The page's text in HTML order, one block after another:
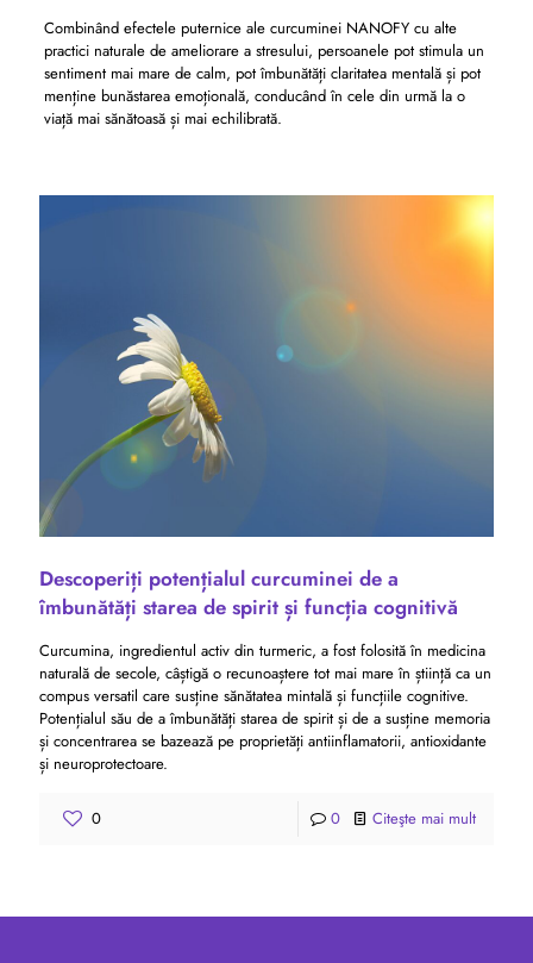
Combinând efectele puternice ale curcuminei NANOFY cu alte
practici naturale de ameliorare a stresului, persoanele pot stimula un
sentiment mai mare de calm, pot îmbunătăți claritatea mentală și pot
menține bunăstarea emoțională, conducând în cele din urmă la o
viață mai sănătoasă și mai echilibrată.
Descoperiți potențialul curcuminei de a
îmbunătăți starea de spirit și funcția cognitivă
Curcumina, ingredientul activ din turmeric, a fost folosită în medicina
naturală de secole, câștigă o recunoaștere tot mai mare în știință ca un
compus versatil care susține sănătatea mintală și funcțiile cognitive.
Potențialul său de a îmbunătăți starea de spirit și de a susține memoria
și concentrarea se bazează pe proprietăți antiinflamatorii, antioxidante
și neuroprotectoare.
0 0 Citeşte mai mult